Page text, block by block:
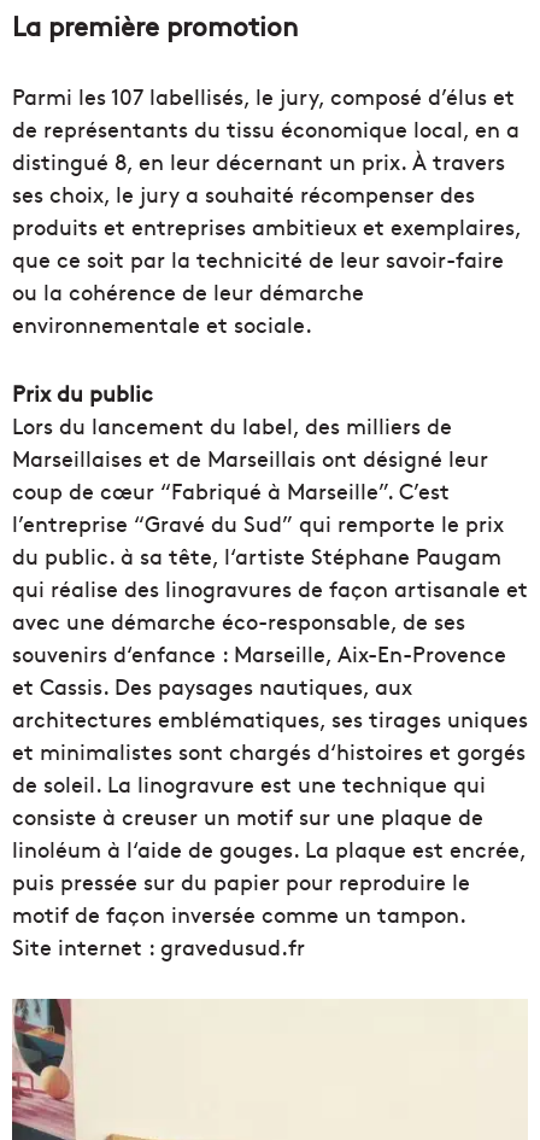
La première promotion
Parmi les 107 labellisés, le jury, composé d’élus et
de représentants du tissu économique local, en a
distingué 8, en leur décernant un prix. À travers
ses choix, le jury a souhaité récompenser des
produits et entreprises ambitieux et exemplaires,
que ce soit par la technicité de leur savoir-faire
ou la cohérence de leur démarche
environnementale et sociale.
Prix du public
Lors du lancement du label, des milliers de
Marseillaises et de Marseillais ont désigné leur
coup de cœur “Fabriqué à Marseille”. C’est
l’entreprise “Gravé du Sud” qui remporte le prix
du public. à sa tête, l‘artiste Stéphane Paugam
qui réalise des linogravures de façon artisanale et
avec une démarche éco-responsable, de ses
souvenirs d‘enfance : Marseille, Aix-En-Provence
et Cassis. Des paysages nautiques, aux
architectures emblématiques, ses tirages uniques
et minimalistes sont chargés d‘histoires et gorgés
de soleil. La linogravure est une technique qui
consiste à creuser un motif sur une plaque de
linoléum à l‘aide de gouges. La plaque est encrée,
puis pressée sur du papier pour reproduire le
motif de façon inversée comme un tampon.
Site internet : gravedusud.fr